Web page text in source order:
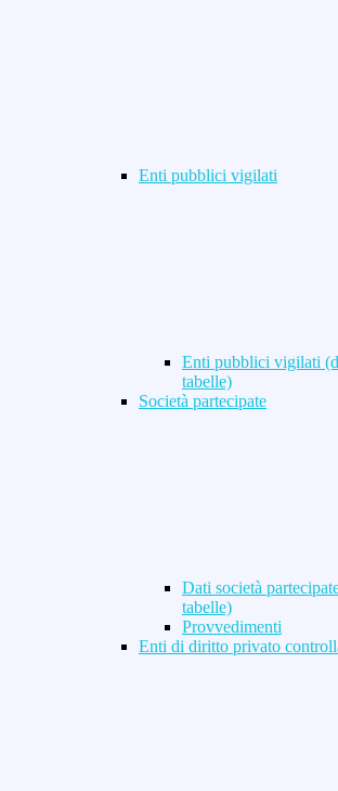
Enti pubblici vigilati
Enti pubblici vigilati
tabelle)
Società partecipate
Dati società
tabelle)
Provvedimenti
Enti di diritto privato